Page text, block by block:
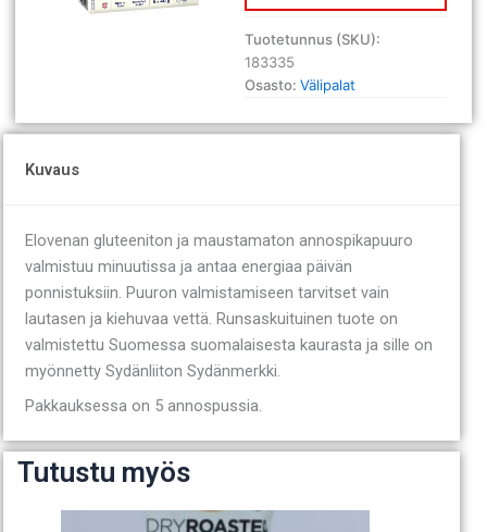
kpl
määrä
Tuotetunnus (SKU):
183335
Osasto:Välipalat
Kuvaus
Elovenan gluteeniton ja maustamaton annospikapuuro
valmistuu minuutissa ja antaa energiaa päivän
ponnistuksiin. Puuron valmistamiseen tarvitset vain
lautasen ja kiehuvaa vettä. Runsaskuituinen tuote on
valmistettu Suomessa suomalaisesta kaurasta ja sille on
myönnetty Sydänliiton Sydänmerkki.
Pakkauksessa on 5 annospussia.
Tutustu myös